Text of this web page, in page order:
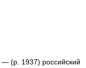
— (р. 1937) российский